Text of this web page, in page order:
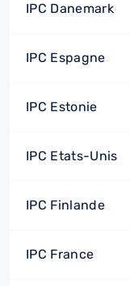
IPC Danemark
IPC Espagne
IPC Estonie
IPC Etats-Unis
IPC Finlande
IPC France